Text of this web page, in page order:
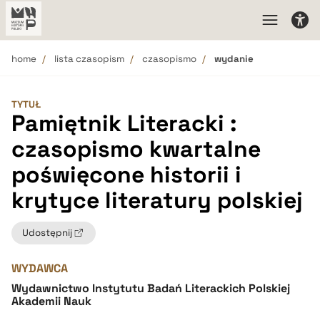
home lista czasopism czasopismo wydanie
TYTUŁ
Pamiętnik Literacki :
czasopismo kwartalne
poświęcone historii i
krytyce literatury polskiej
Udostępnij
WYDAWCA
Wydawnictwo Instytutu Badań Literackich Polskiej
Akademii Nauk